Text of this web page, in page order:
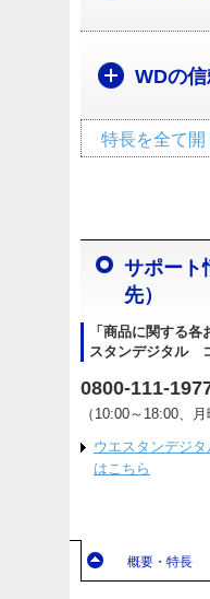
WDの
特長を全て開
サポート
先）
「商品に関する
スタンデジタル
0800-111-
（10:00～18:00、
ウエスタンデジ
はこちら
概要・特長